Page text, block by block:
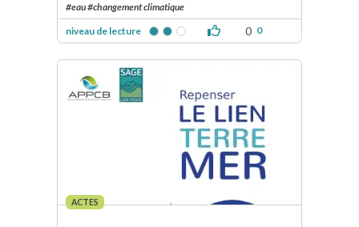
#eau #changement climatique
niveau de lecture
0 0
ACTES